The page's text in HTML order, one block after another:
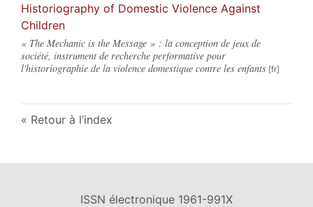
Historiography of Domestic Violence Against
Children
« The Mechanic is the Message » : la conception de jeux de
société, instrument de recherche performative pour
l'historiographie de la violence domestique contre les enfants
Retour à l’index
ISSN électronique 1961-991X